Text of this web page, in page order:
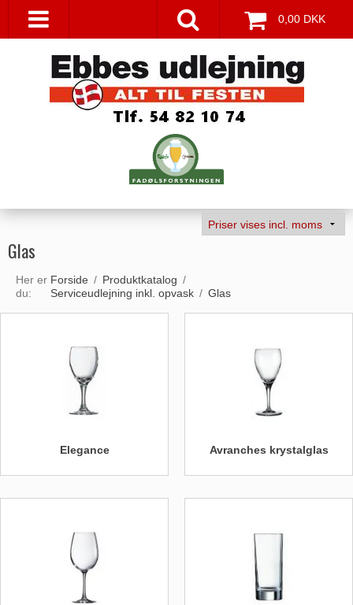
0,00 DKK
Glas
Her er
du:
Forside / Produktkatalog /
Serviceudlejning inkl. opvask / Glas
Elegance Avranches krystalglas